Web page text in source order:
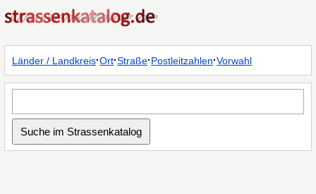
Länder / Landkreis·Ort·Straße·Postleitzahlen·Vorwahl